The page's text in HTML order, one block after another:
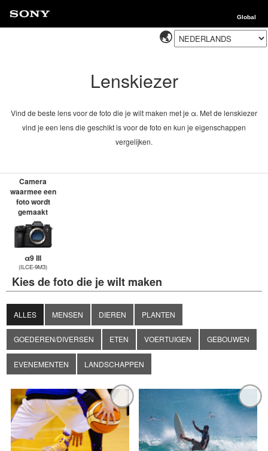
Global
Lenskiezer
Vind de beste lens voor de foto die je wilt maken met je α. Met de lenskiezer
vind je een lens die geschikt is voor de foto en kun je eigenschappen
vergelijken.
Camera
waarmee een
foto wordt
gemaakt
α9 III
(ILCE-9M3)
Kies de foto die je wilt maken
ALLES MENSEN DIEREN PLANTEN
GOEDEREN/DIVERSEN ETEN VOERTUIGEN GEBOUWEN
EVENEMENTEN LANDSCHAPPEN